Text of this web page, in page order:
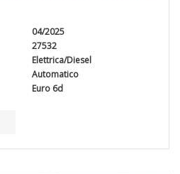
04/2025
27532
Elettrica/Diesel
Automatico
Euro 6d